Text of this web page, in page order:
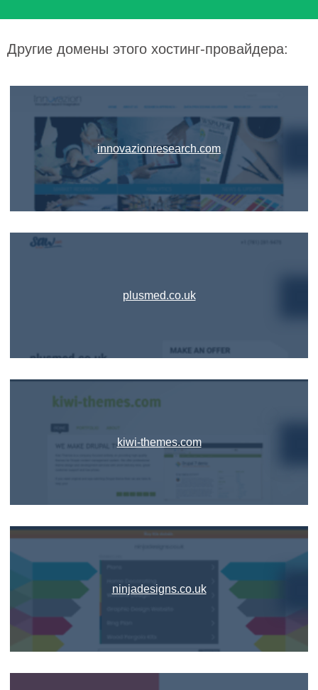
Другие домены этого хостинг-провайдера:
innovazionresearch.com
plusmed.co.uk
kiwi-themes.com
ninjadesigns.co.uk